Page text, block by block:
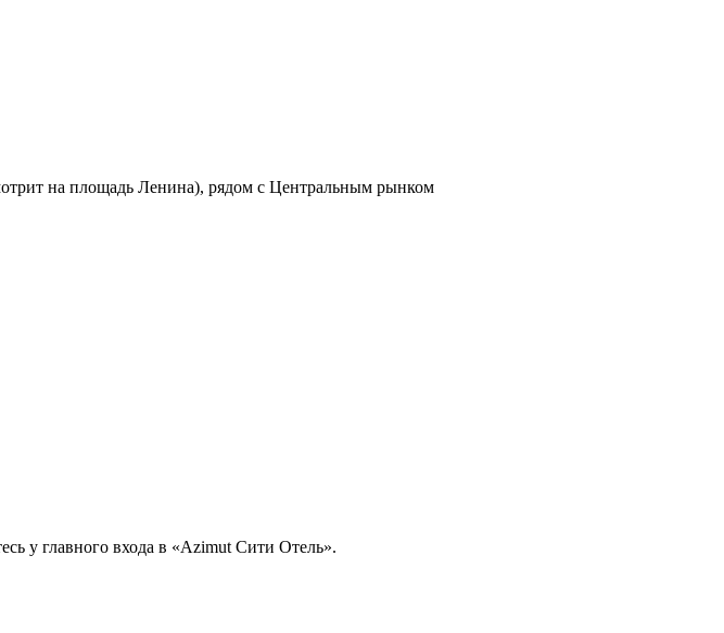
на площадь Ленина), рядом с Центральным рынком
у главного входа в «Azimut Сити Отель».